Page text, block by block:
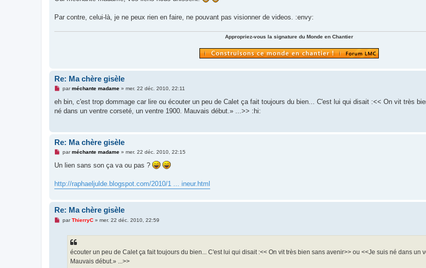
s
g
e
o
Par contre, celui-là, je ne peux rien en faire, ne pouvant pas visionner de videos. :envy:
Appropriez-vous la signature du Monde en Chantier
Re: Ma chère gisèle
M
s
a
n
n
u
parméchante madame» mer. 22 déc. 2010, 22:11
eh bin, c'est trop dommage car lire ou écouter un peu de Calet ça fait toujours du bien... C'est lui qui disait :<< On vit très
né dans un ventre corseté, un ventre 1900. Mauvais début.» ...>> :hi:
Re: Ma chère gisèle
M
s
g
e
o
l
u
parméchante madame» mer. 22 déc. 2010, 22:15
Un lien sans son ça va ou pas ?
http://raphaeljulde.blogspot.com/2010/1 ... ineur.html
Re: Ma chère gisèle
MparThierryC» mer. 22 déc. 2010, 22:59
écouter un peu de Calet ça fait toujours du bien... C'est lui qui disait :<< On vit très bien sans avenir>> ou <<Je suis né dans un
Mauvais début.» ...>>